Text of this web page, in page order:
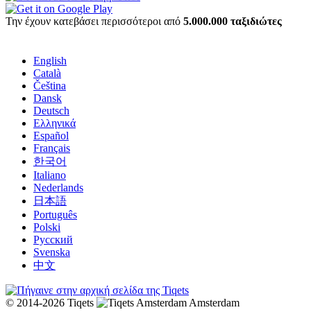
Την έχουν κατεβάσει περισσότεροι από 5.000.000 ταξιδιώτες
English
Català
Čeština
Dansk
Deutsch
Ελληνικά
Español
Français
한국어
Italiano
Nederlands
日本語
Português
Polski
Русский
Svenska
中文
© 2014-2026 Tiqets Amsterdam